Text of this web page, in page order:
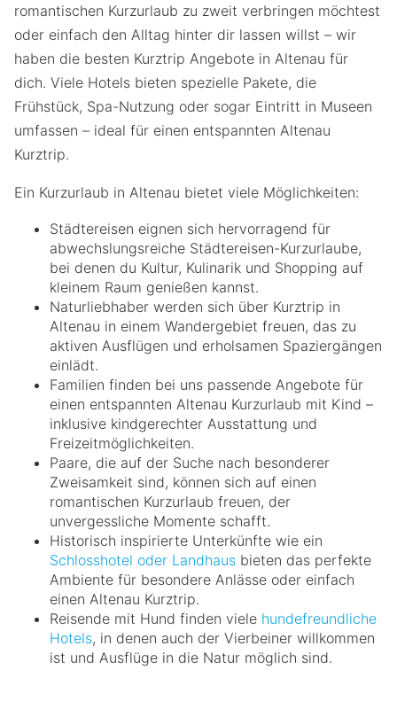
romantischen Kurzurlaub zu zweit verbringen möchtest
oder einfach den Alltag hinter dir lassen willst – wir
haben die besten Kurztrip Angebote in Altenau für
dich. Viele Hotels bieten spezielle Pakete, die
Frühstück, Spa-Nutzung oder sogar Eintritt in Museen
umfassen – ideal für einen entspannten Altenau
Kurztrip.
Ein Kurzurlaub in Altenau bietet viele Möglichkeiten:
Städtereisen eignen sich hervorragend für
abwechslungsreiche Städtereisen-Kurzurlaube,
bei denen du Kultur, Kulinarik und Shopping auf
kleinem Raum genießen kannst.
Naturliebhaber werden sich über Kurztrip in
Altenau in einem Wandergebiet freuen, das zu
aktiven Ausflügen und erholsamen Spaziergängen
einlädt.
Familien finden bei uns passende Angebote für
einen entspannten Altenau Kurzurlaub mit Kind –
inklusive kindgerechter Ausstattung und
Freizeitmöglichkeiten.
Paare, die auf der Suche nach besonderer
Zweisamkeit sind, können sich auf einen
romantischen Kurzurlaub freuen, der
unvergessliche Momente schafft.
Historisch inspirierte Unterkünfte wie ein
Schlosshotel oder Landhaus bieten das perfekte
Ambiente für besondere Anlässe oder einfach
einen Altenau Kurztrip.
Reisende mit Hund finden viele hundefreundliche
Hotels, in denen auch der Vierbeiner willkommen
ist und Ausflüge in die Natur möglich sind.